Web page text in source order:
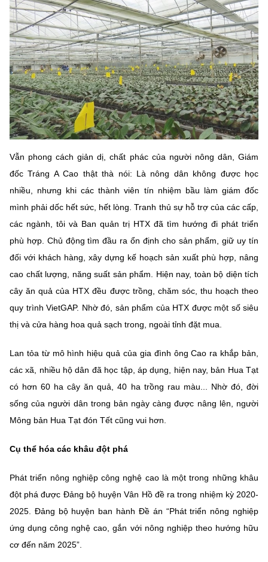
Vẫn phong cách giản dị, chất phác của người nông dân, Giám
đốc Tráng A Cao thật thà nói: Là nông dân không được học
nhiều, nhưng khi các thành viên tín nhiệm bầu làm giám đốc
mình phải dốc hết sức, hết lòng. Tranh thủ sự hỗ trợ của các cấp,
các ngành, tôi và Ban quản trị HTX đã tìm hướng đi phát triển
phù hợp. Chủ động tìm đầu ra ổn định cho sản phẩm, giữ uy tín
đối với khách hàng, xây dựng kế hoạch sản xuất phù hợp, nâng
cao chất lượng, năng suất sản phẩm. Hiện nay, toàn bộ diện tích
cây ăn quả của HTX đều được trồng, chăm sóc, thu hoạch theo
quy trình VietGAP. Nhờ đó, sản phẩm của HTX được một số siêu
thị và cửa hàng hoa quả sạch trong, ngoài tỉnh đặt mua.
Lan tỏa từ mô hình hiệu quả của gia đình ông Cao ra khắp bản,
các xã, nhiều hộ dân đã học tập, áp dụng, hiện nay, bản Hua Tạt
có hơn 60 ha cây ăn quả, 40 ha trồng rau màu... Nhờ đó, đời
sống của người dân trong bản ngày càng được nâng lên, người
Mông bản Hua Tạt đón Tết cũng vui hơn.
Cụ thể hóa các khâu đột phá
Phát triển nông nghiệp công nghệ cao là một trong những khâu
đột phá được Đảng bộ huyện Vân Hồ đề ra trong nhiệm kỳ 2020-
2025. Đảng bộ huyện ban hành Đề án “Phát triển nông nghiệp
ứng dụng công nghệ cao, gắn với nông nghiệp theo hướng hữu
cơ đến năm 2025”.